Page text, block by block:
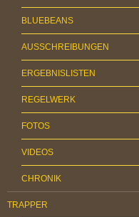
BLUEBEANS
AUSSCHREIBUNGEN
ERGEBNISLISTEN
REGELWERK
FOTOS
VIDEOS
CHRONIK
TRAPPER